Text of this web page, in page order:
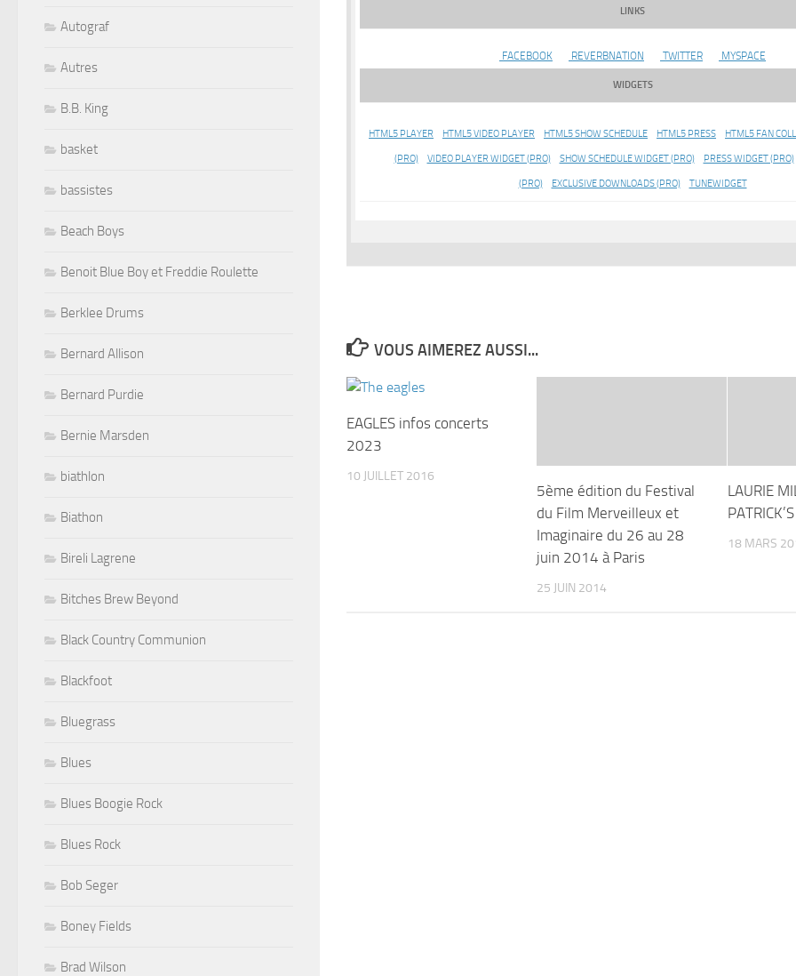
LINKS
FACEBOOK REVERBNATION TWITTER MYSPACE
WIDGETS
HTML5 PLAYER HTML5 VIDEO PLAYER HTML5 SHOW SCHEDULE HTML5 PRESS HTML5 FAN
(PRO) VIDEO PLAYER WIDGET (PRO) SHOW SCHEDULE WIDGET (PRO) PRESS WIDGET (PRO)
(PRO) EXCLUSIVE DOWNLOADS (PRO) TUNEWIDGET
VOUS AIMEREZ AUSSI...
EAGLES infos concerts
2023
10 JUILLET 2016
5ème édition du Festival
du Film Merveilleux et
Imaginaire du 26 au 28
juin 2014 à Paris
25 JUIN 2014
LAURIE
PATRICK’S
18 MARS
Autograf
Autres
B.B. King
basket
bassistes
Beach Boys
Benoit Blue Boy et Freddie Roulette
Berklee Drums
Bernard Allison
Bernard Purdie
Bernie Marsden
biathlon
Biathon
Bireli Lagrene
Bitches Brew Beyond
Black Country Communion
Blackfoot
Bluegrass
Blues
Blues Boogie Rock
Blues Rock
Bob Seger
Boney Fields
Brad Wilson